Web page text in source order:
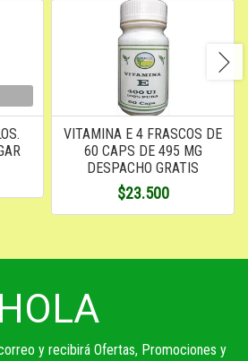
VITAMINA E 4 FRASCOS DE
60 CAPS DE 495 MG
DESPACHO GRATIS
$23.500
HOLA
y recibirá Ofertas, Promociones y